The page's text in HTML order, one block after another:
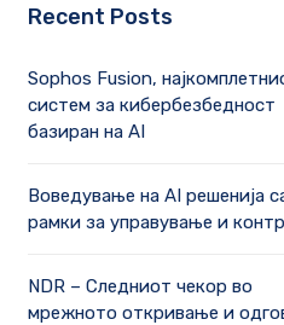
Recent Posts
Sophos Fusion,
систем за кибербезбедност
базиран на AI
Воведување на AI решенија
рамки за управување и
NDR – Следниот чекор во
мрежното откривање и